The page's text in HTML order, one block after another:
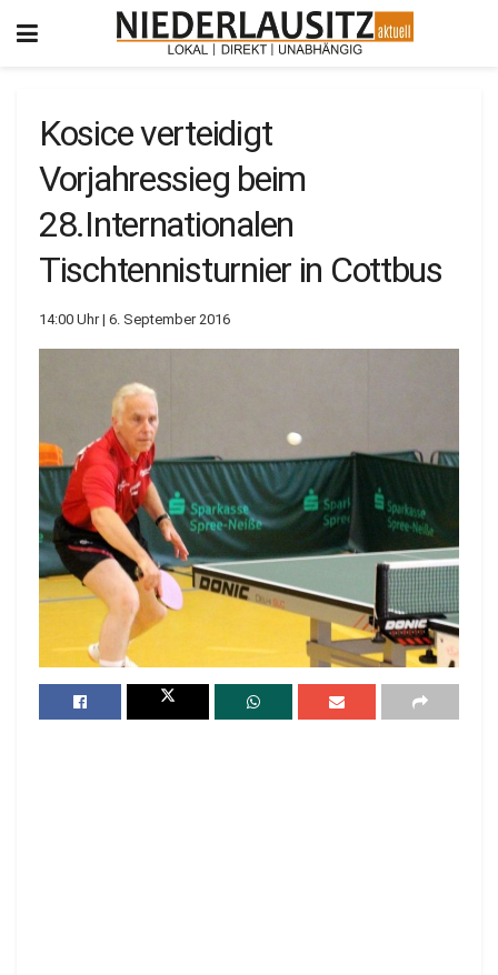
Kosice verteidigt
Vorjahressieg beim
28.Internationalen
Tischtennisturnier in Cottbus
14:00 Uhr | 6. September 2016